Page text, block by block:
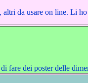
da usare on line. Li
fare dei poster delle